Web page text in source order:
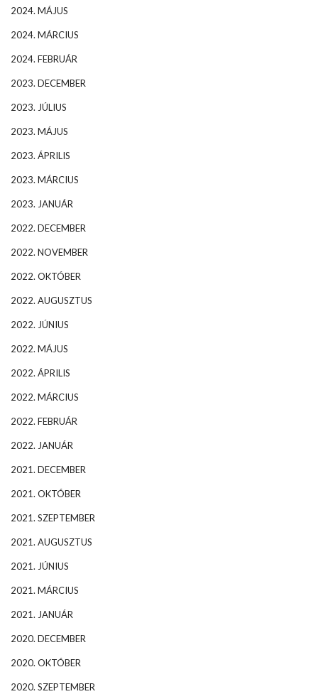
2024. MÁJUS
2024. MÁRCIUS
2024. FEBRUÁR
2023. DECEMBER
2023. JÚLIUS
2023. MÁJUS
2023. ÁPRILIS
2023. MÁRCIUS
2023. JANUÁR
2022. DECEMBER
2022. NOVEMBER
2022. OKTÓBER
2022. AUGUSZTUS
2022. JÚNIUS
2022. MÁJUS
2022. ÁPRILIS
2022. MÁRCIUS
2022. FEBRUÁR
2022. JANUÁR
2021. DECEMBER
2021. OKTÓBER
2021. SZEPTEMBER
2021. AUGUSZTUS
2021. JÚNIUS
2021. MÁRCIUS
2021. JANUÁR
2020. DECEMBER
2020. OKTÓBER
2020. SZEPTEMBER